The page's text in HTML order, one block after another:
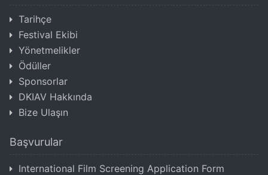
Tarihçe
Festival Ekibi
Yönetmelikler
Ödüller
Sponsorlar
DKIAV Hakkında
Bize Ulaşın
Başvurular
International Film Screening Application Form